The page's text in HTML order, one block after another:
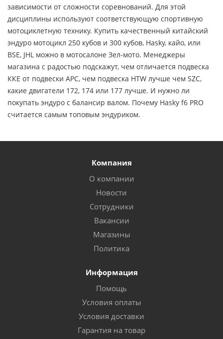
зависимости от сложности соревнований. Для этой
дисциплины используют соответствующую спортивную
мотоциклетную технику. Купить качественный китайский
эндуро мотоцикл 250 кубов и 300 кубов, Hasky, кайо, или
BSE, JHL можно в мотосалоне Зел-мото. Менеджеры
магазина с радостью подскажут, чем отличается подвеска
ККЕ от подвески АРС, чем подвеска HTW лучше чем SZC,
какие двигатели 172, 174 или 177 лучше. И нужно ли
покупать эндуро с балансир валом. Почему Hasky f6 PRO
считается самым топовым эндуриком.
Компания
О компании
Новости
Сотрудники
Вакансии
Магазины
Политика
Информация
Помощь
Условия оплаты
Условия доставки
Гарантия на товар